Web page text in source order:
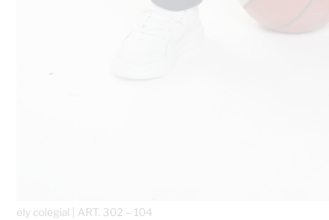
ely colegial | ART. 302 – 104